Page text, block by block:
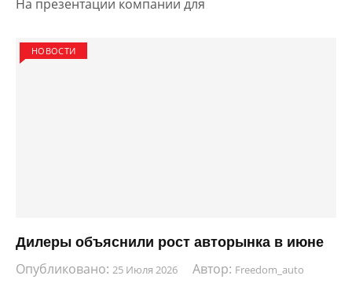
На презентации компании для
НОВОСТИ
Дилеры объяснили рост авторынка в июне
Опубликовано: 25 Июля 2026 Автор: Freedom_auto